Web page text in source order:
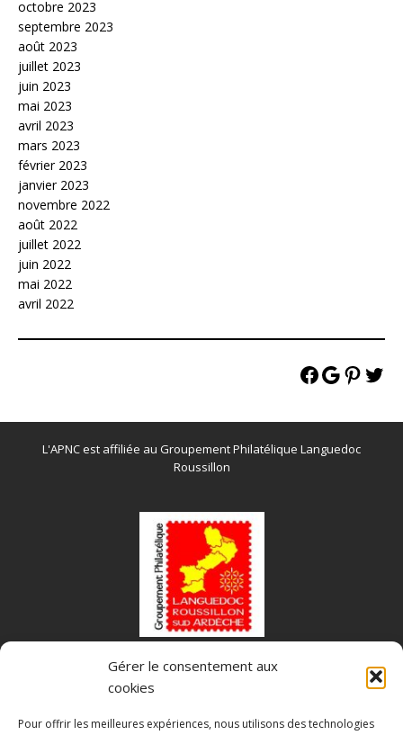
Gérer le consentement aux
cookies
Pour offrir les meilleures expériences, nous utilisons des technologies
octobre 2023
septembre 2023
août 2023
juillet 2023
juin 2023
mai 2023
avril 2023
mars 2023
février 2023
janvier 2023
novembre 2022
août 2022
juillet 2022
juin 2022
mai 2022
avril 2022
L'APNC est affiliée au Groupement Philatélique Languedoc
Roussillon
Fédération Française des Associations Philatéliques